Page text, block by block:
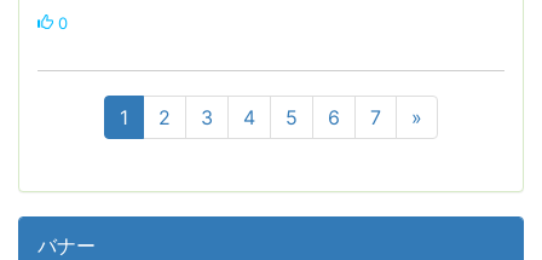
0
1 2 3 4 5 6 7 »
バナー